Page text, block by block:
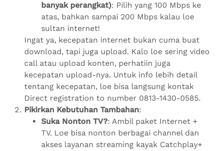
banyak perangkat): Pilih yang 100 Mbps ke
atas, bahkan sampai 200 Mbps kalau loe
sultan internet!
Ingat ya, kecepatan internet bukan cuma buat
download, tapi juga upload. Kalo loe sering video
call atau upload konten, perhatiin juga
kecepatan upload-nya. Untuk info lebih detail
tentang kecepatan, loe bisa langsung kontak
Direct registration to number 0813-1430-0585.
Pikirkan Kebutuhan Tambahan:
Suka Nonton TV?: Ambil paket Internet +
TV. Loe bisa nonton berbagai channel dan
akses layanan streaming kayak Catchplay+